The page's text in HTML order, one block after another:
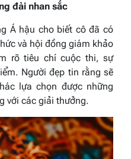
đài nhan sắc
Á hậu cho biết cô đã có
và hội đồng giám khảo
rõ tiêu chí cuộc thi, sự
Người đẹp tin rằng sẽ
lựa chọn được những
với các giải thưởng.